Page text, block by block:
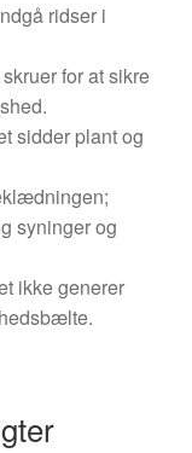
ridser i
for at sikre
sidder plant og
syninger og
ikke generer